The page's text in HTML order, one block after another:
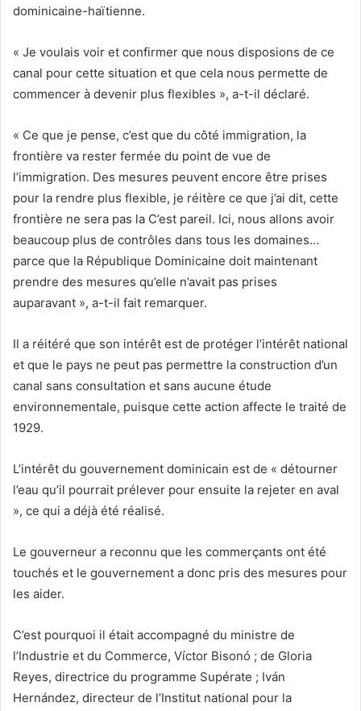
dominicaine-haïtienne.
« Je voulais voir et confirmer que nous disposions de ce
canal pour cette situation et que cela nous permette de
commencer à devenir plus flexibles », a-t-il déclaré.
« Ce que je pense, c’est que du côté immigration, la
frontière va rester fermée du point de vue de
l’immigration. Des mesures peuvent encore être prises
pour la rendre plus flexible, je réitère ce que j’ai dit, cette
frontière ne sera pas la C’est pareil. Ici, nous allons avoir
beaucoup plus de contrôles dans tous les domaines…
parce que la République Dominicaine doit maintenant
prendre des mesures qu’elle n’avait pas prises
auparavant », a-t-il fait remarquer.
Il a réitéré que son intérêt est de protéger l’intérêt national
et que le pays ne peut pas permettre la construction d’un
canal sans consultation et sans aucune étude
environnementale, puisque cette action affecte le traité de
1929.
L’intérêt du gouvernement dominicain est de « détourner
l’eau qu’il pourrait prélever pour ensuite la rejeter en aval
», ce qui a déjà été réalisé.
Le gouverneur a reconnu que les commerçants ont été
touchés et le gouvernement a donc pris des mesures pour
les aider.
C’est pourquoi il était accompagné du ministre de
l’Industrie et du Commerce, Víctor Bisonó ; de Gloria
Reyes, directrice du programme Supérate ; Iván
Hernández, directeur de l’Institut national pour la